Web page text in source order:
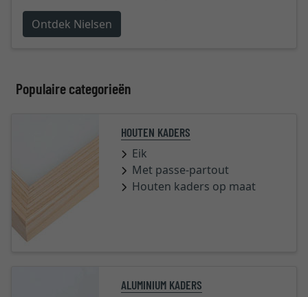
Ontdek Nielsen
Populaire categorieën
HOUTEN KADERS
Eik
Met passe-partout
Houten kaders op maat
ALUMINIUM KADERS